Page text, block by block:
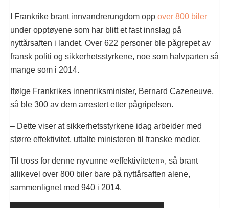
I Frankrike brant innvandrerungdom opp over 800 biler
under opptøyene som har blitt et fast innslag på
nyttårsaften i landet. Over 622 personer ble pågrepet av
fransk politi og sikkerhetsstyrkene, noe som halvparten så
mange som i 2014.
Ifølge Frankrikes innenriksminister, Bernard Cazeneuve,
så ble 300 av dem arrestert etter pågripelsen.
– Dette viser at sikkerhetsstyrkene idag arbeider med
større effektivitet, uttalte ministeren til franske medier.
Til tross for denne nyvunne «effektiviteten», så brant
allikevel over 800 biler bare på nyttårsaften alene,
sammenlignet med 940 i 2014.